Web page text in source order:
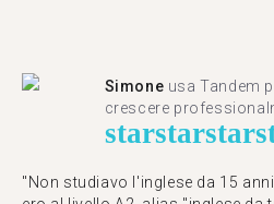
Simone usa Tandem
crescere
starstarstar
"Non studiavo l'inglese da 15